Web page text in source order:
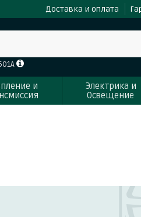
Доставка и оплата
и
Электрика и
Освещение